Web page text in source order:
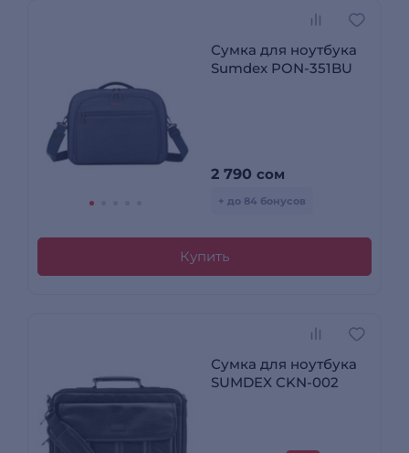
Сумка для ноутбука
Sumdex PON-351BU
2 790 сом
+ до 84 бонусов
Купить
Сумка для ноутбука
SUMDEX CKN-002